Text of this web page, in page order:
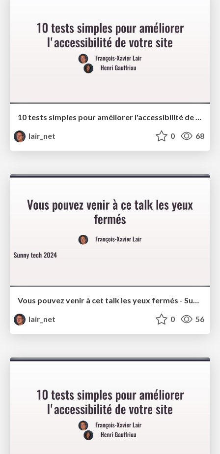
10 tests simples pour améliorer l'accessibilité de votre site - Sunny Tech 2024
lair_net
0 68
Vous pouvez venir à cet talk les yeux fermés - Sunny Tech 2024
lair_net
0 56